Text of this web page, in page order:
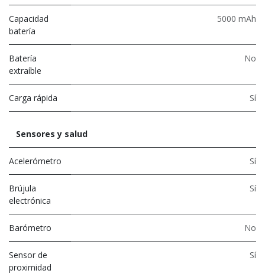
Capacidad
batería
5000 mAh
Batería
extraíble
No
Carga rápida Sí
Sensores y salud
Acelerómetro Sí
Brújula
electrónica
Sí
Barómetro No
Sensor de
proximidad
Sí